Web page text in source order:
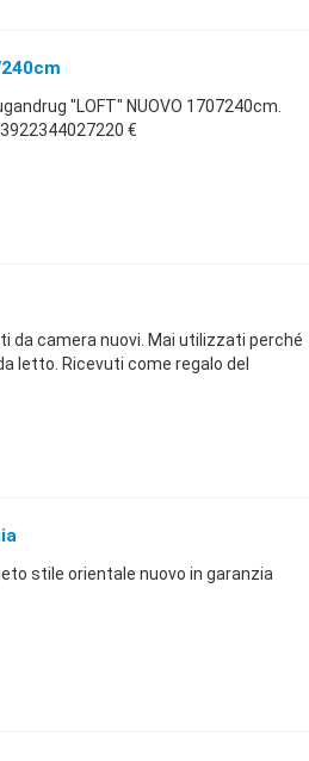
"LOFT" NUOVO 1707240cm.
€
da camera nuovi. Mai utilizzati perché
letto. Ricevuti come regalo del
stile orientale nuovo in garanzia